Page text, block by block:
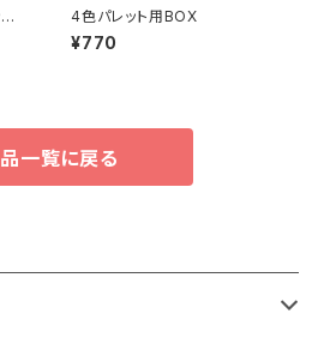
4色パレット用BOX
¥770
一覧に戻る